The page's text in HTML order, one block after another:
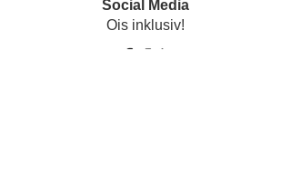
Social Media
Ois inklusiv!